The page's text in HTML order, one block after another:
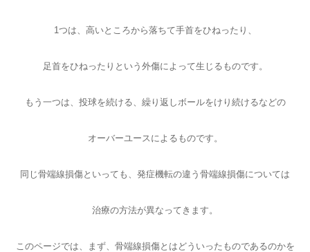
1つは、高いところから落ちて手首をひねったり、
足首をひねったりという外傷によって生じるものです。
もう一つは、投球を続ける、繰り返しボールをけり続けるなどの
オーバーユースによるものです。
同じ骨端線損傷といっても、発症機転の違う骨端線損傷については
治療の方法が異なってきます。
このページでは、まず、骨端線損傷とはどういったものであるのかを